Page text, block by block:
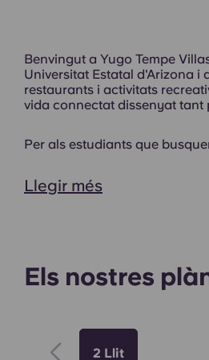
Benvingut a Yugo Tempe
Universitat Estatal d'Arizona i
restaurants i activitats
vida connectat dissenyat tant
Per als estudiants que
Llegir més
Els nostres
2 Llit